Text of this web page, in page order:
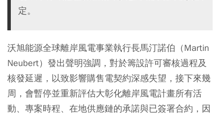
定。
沃旭能源全球離岸風電事業執行長馬汀諾伯（Martin
Neubert）發出聲明強調，對於籌設許可審核過程及
核發延遲，以致影響購售電契約深感失望，接下來幾
周，會暫停並重新評估大彰化離岸風電計畫所有活
動、專案時程、在地供應鏈的承諾與已簽署合約，因